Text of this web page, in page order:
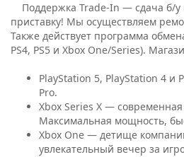
Поддержка Trade-In — сдача б/
приставку! Мы осуществляем
Также действует программа
PS4, PS5 и Xbox One/Series).
PlayStation 5, PlayStation 4
Pro.
Xbox Series X —
Максимальная мощность,
Xbox One — детище
увлекательный вечер за